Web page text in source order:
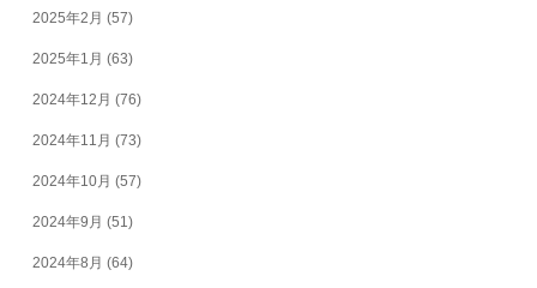
2025年2月 (57)
2025年1月 (63)
2024年12月 (76)
2024年11月 (73)
2024年10月 (57)
2024年9月 (51)
2024年8月 (64)